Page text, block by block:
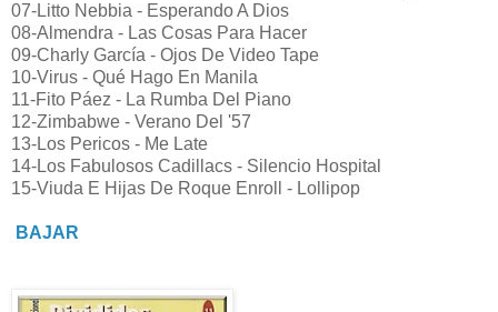
07-Litto Nebbia - Esperando A Dios
08-Almendra - Las Cosas Para Hacer
09-Charly García - Ojos De Video Tape
10-Virus - Qué Hago En Manila
11-Fito Páez - La Rumba Del Piano
12-Zimbabwe - Verano Del '57
13-Los Pericos - Me Late
14-Los Fabulosos Cadillacs - Silencio Hospital
15-Viuda E Hijas De Roque Enroll - Lollipop
BAJAR